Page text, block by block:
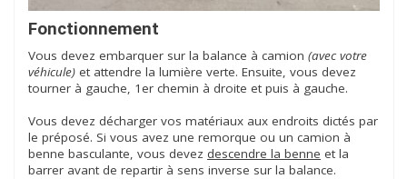
Fonctionnement
Vous devez embarquer sur la balance à camion (avec votre
véhicule) et attendre la lumière verte. Ensuite, vous devez
tourner à gauche, 1er chemin à droite et puis à gauche.
Vous devez décharger vos matériaux aux endroits dictés par
le préposé. Si vous avez une remorque ou un camion à
benne basculante, vous devez descendre la benne et la
barrer avant de repartir à sens inverse sur la balance.